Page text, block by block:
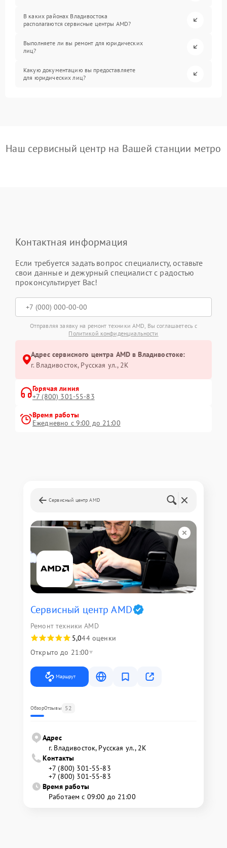
В каких районах Владивостока
располагаются сервисные центры AMD?
Выполняете ли вы ремонт для юридических
лиц?
Какую документацию вы предоставляете
для юридических лиц?
Наш сервисный центр на Вашей станции метро
Контактная информация
Если требуется задать вопрос специалисту, оставьте
свои данные и дежурный специалист с радостью
проконсультирует Вас!
Отправляя заявку на ремонт техники AMD, Вы соглашаетесь с
Политикой конфиденциальности
Адрес сервисного центра AMD в Владивостоке:
г. Владивосток, Русская ул., 2К
Горячая линия
+7 (800) 301-55-83
Время работы
Ежедневно с 9:00 до 21:00
Сервисный центр AMD
Сервисный центр AMD
Ремонт техники AMD
5,044 оценки
Открыто до 21:00
Маршрут
ОбзорОтзывы 52
Адрес
г. Владивосток, Русская ул., 2К
Контакты
+7 (800) 301-55-83
+7 (800) 301-55-83
Время работы
Работаем с 09:00 до 21:00